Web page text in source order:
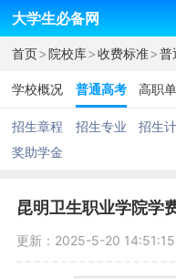
大学生必备网
首页>院校库>收费标准>普
学校概况 普通高考 高职
招生章程 招生专业 招生
奖助学金
昆明卫生职业学院学
更新：2025-5-20 14:51:15